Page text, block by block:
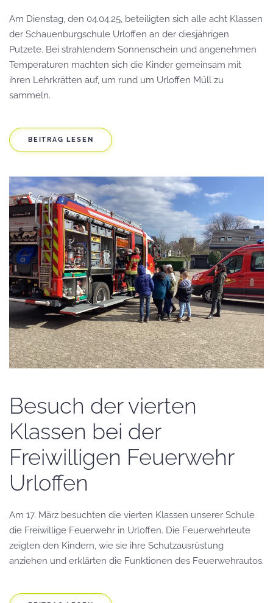
Am Dienstag, den 04.04.25, beteiligten sich alle acht Klassen
der Schauenburgschule Urloffen an der diesjährigen
Putzete. Bei strahlendem Sonnenschein und angenehmen
Temperaturen machten sich die Kinder gemeinsam mit
ihren Lehrkrätten auf, um rund um Urloffen Müll zu
sammeln.
BEITRAG LESEN
Besuch der vierten
Klassen bei der
Freiwilligen Feuerwehr
Urloffen
Am 17. März besuchten die vierten Klassen unserer Schule
die Freiwillige Feuerwehr in Urloffen. Die Feuerwehrleute
zeigten den Kindern, wie sie ihre Schutzausrüstung
anziehen und erklärten die Funktionen des Feuerwehrautos.